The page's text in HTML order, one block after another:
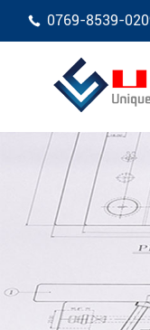
 0769-8539-